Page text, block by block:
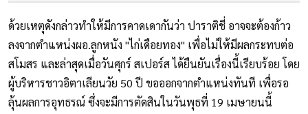
ด้วยเหตุดังกล่าวทำให้มีการคาดเดากันว่า ปาราติชี่ อาจจะต้องก้าว
ลงจากตำแหน่งผอ.ลูกหนัง "ไก่เดือยทอง" เพื่อไม่ให้มีผลกระทบต่อ
สโมสร และล่าสุดเมื่อวันศุกร์ สเปอร์ส ได้ยืนยันเรื่องนี้เรียบร้อย โดย
ผู้บริหารชาวอิตาเลียนวัย 50 ปี ขอออกจากตำแหน่งทันที เพื่อรอ
ลุ้นผลการอุทธรณ์ ซึ่งจะมีการตัดสินในวันพุธที่ 19 เมษายนนี้